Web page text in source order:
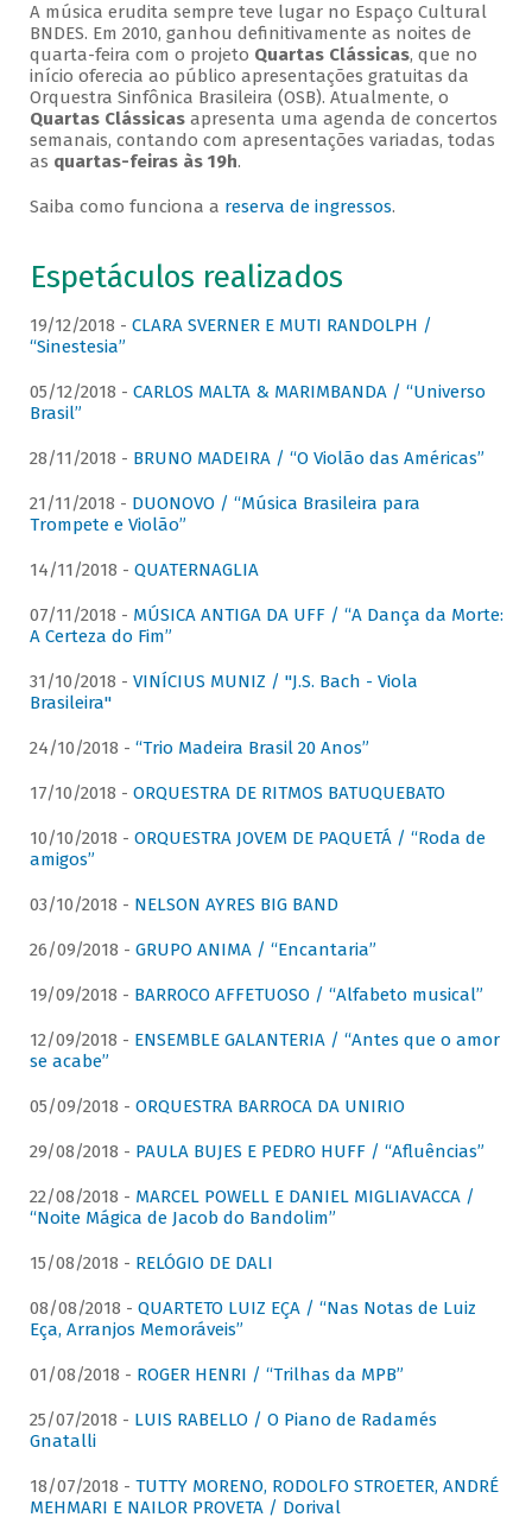
A música erudita sempre teve lugar no Espaço Cultural
BNDES. Em 2010, ganhou definitivamente as noites de
quarta-feira com o projeto Quartas Clássicas, que no
início oferecia ao público apresentações gratuitas da
Orquestra Sinfônica Brasileira (OSB). Atualmente, o
Quartas Clássicasapresenta uma agenda de concertos
semanais, contando com apresentações variadas, todas
as quartas-feiras às 19h.
Saiba como funciona a reserva de ingressos.
Espetáculos realizados
19/12/2018 - CLARA SVERNER E MUTI RANDOLPH /
“Sinestesia”
05/12/2018 - CARLOS MALTA & MARIMBANDA / “Universo
Brasil”
28/11/2018 - BRUNO MADEIRA / “O Violão das Américas”
21/11/2018 - DUONOVO / “Música Brasileira para
Trompete e Violão”
14/11/2018 - QUATERNAGLIA
07/11/2018 - MÚSICA ANTIGA DA UFF / “A Dança da Morte:
A Certeza do Fim”
31/10/2018 - VINÍCIUS MUNIZ / "J.S. Bach - Viola
Brasileira"
24/10/2018 - “Trio Madeira Brasil 20 Anos”
17/10/2018 - ORQUESTRA DE RITMOS BATUQUEBATO
10/10/2018 - ORQUESTRA JOVEM DE PAQUETÁ / “Roda de
amigos”
03/10/2018 - NELSON AYRES BIG BAND
26/09/2018 - GRUPO ANIMA / “Encantaria”
19/09/2018 - BARROCO AFFETUOSO / “Alfabeto musical”
12/09/2018 - ENSEMBLE GALANTERIA / “Antes que o amor
se acabe”
05/09/2018 - ORQUESTRA BARROCA DA UNIRIO
29/08/2018 - PAULA BUJES E PEDRO HUFF / “Afluências”
22/08/2018 - MARCEL POWELL E DANIEL MIGLIAVACCA /
“Noite Mágica de Jacob do Bandolim”
15/08/2018 - RELÓGIO DE DALI
08/08/2018 - QUARTETO LUIZ EÇA / “Nas Notas de Luiz
Eça, Arranjos Memoráveis”
01/08/2018 - ROGER HENRI / “Trilhas da MPB”
25/07/2018 - LUIS RABELLO / O Piano de Radamés
Gnatalli
18/07/2018 - TUTTY MORENO, RODOLFO STROETER, ANDRÉ
MEHMARI E NAILOR PROVETA / Dorival